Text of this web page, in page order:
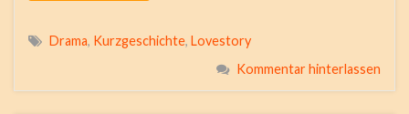
Drama, Kurzgeschichte, Lovestory
Kommentar hinterlassen